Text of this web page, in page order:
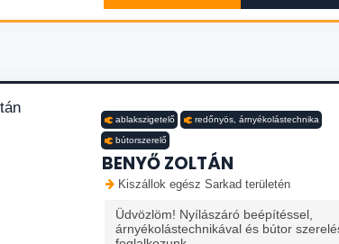
ablakszigetelő redőnyös, árnyékolástechnika
bútorszerelő
BENYŐ ZOLTÁN
Kiszállok egész Sarkad területén
Üdvözlöm! Nyílászáró beépítéssel,
árnyékolástechnikával és bútor